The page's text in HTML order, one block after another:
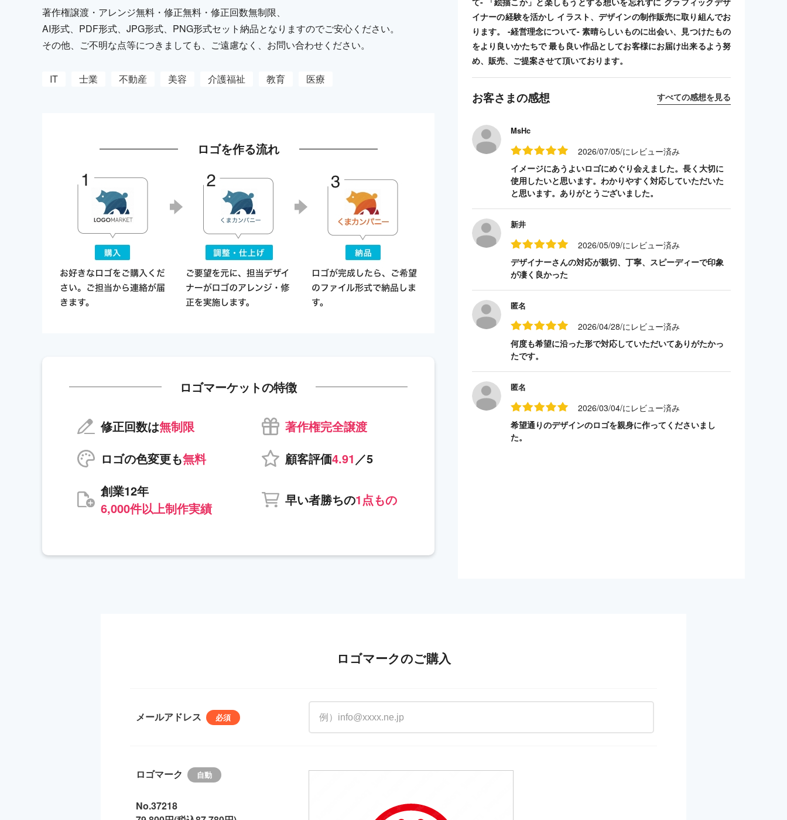
著作権譲渡・アレンジ無料・修正無料・修正回数無制限、
AI形式、PDF形式、JPG形式、PNG形式セット納品となりますのでご安心ください。
その他、ご不明な点等につきましても、ご遠慮なく、お問い合わせください。
IT 士業 不動産 美容 介護福祉 教育 医療
ロゴを作る流れ
ロゴマーケットの特徴
修正回数は無制限
著作権完全譲渡
ロゴの色変更も無料 顧客評価4.91 ／5
創業12年
6,000件以上制作実績
早い者勝ちの1点もの
イナーの経験を活かし イラスト、デザインの制作販売に取り組んでお
ります。 -経営理念について- 素晴らしいものに出会い、見つけたもの
をより良いかたちで 最も良い作品としてお客様にお届け出来るよう努
め、販売、ご提案させて頂いております。
お客さまの感想 すべての感想を見る
MsHc
2026/07/05/にレビュー済み
イメージにあうよいロゴにめぐり会えました。長く大切に
使用したいと思います。わかりやすく対応していただいた
と思います。ありがとうございました。
新井
2026/05/09/にレビュー済み
デザイナーさんの対応が親切、丁寧、スピーディーで印象
が凄く良かった
匿名
2026/04/28/にレビュー済み
何度も希望に沿った形で対応していただいてありがたかっ
たです。
匿名
2026/03/04/にレビュー済み
希望通りのデザインのロゴを親身に作ってくださいまし
た。
ロゴマークのご購入
メールアドレス
ロゴマーク
No.37218